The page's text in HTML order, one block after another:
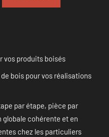
vos produits boisés
bois pour vos réalisations
par étape, pièce par
cohérente et en
chez les particuliers